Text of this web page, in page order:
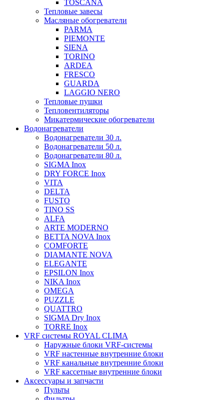
TOSCANA
Тепловые завесы
Масляные обогреватели
PARMA
PIEMONTE
SIENA
TORINO
ARDEA
FRESCO
GUARDA
LAGGIO NERO
Тепловые пушки
Тепловентиляторы
Микатермические обогреватели
Водонагреватели
Водонагреватели 30 л.
Водонагреватели 50 л.
Водонагреватели 80 л.
SIGMA Inox
DRY FORCE Inox
VITA
DELTA
FUSTO
TINO SS
ALFA
ARTE MODERNO
BETTA NOVA Inox
COMFORTE
DIAMANTE NOVA
ELEGANTE
EPSILON Inox
NIKA Inox
OMEGA
PUZZLE
QUATTRO
SIGMA Dry Inox
TORRE Inox
VRF системы ROYAL CLIMA
Наружные блоки VRF-системы
VRF настенные внутренние блоки
VRF канальные внутренние блоки
VRF кассетные внутренние блоки
Аксессуары и запчасти
Пульты